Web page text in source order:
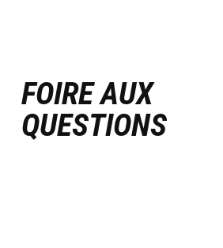
FOIRE AUX
QUESTIONS